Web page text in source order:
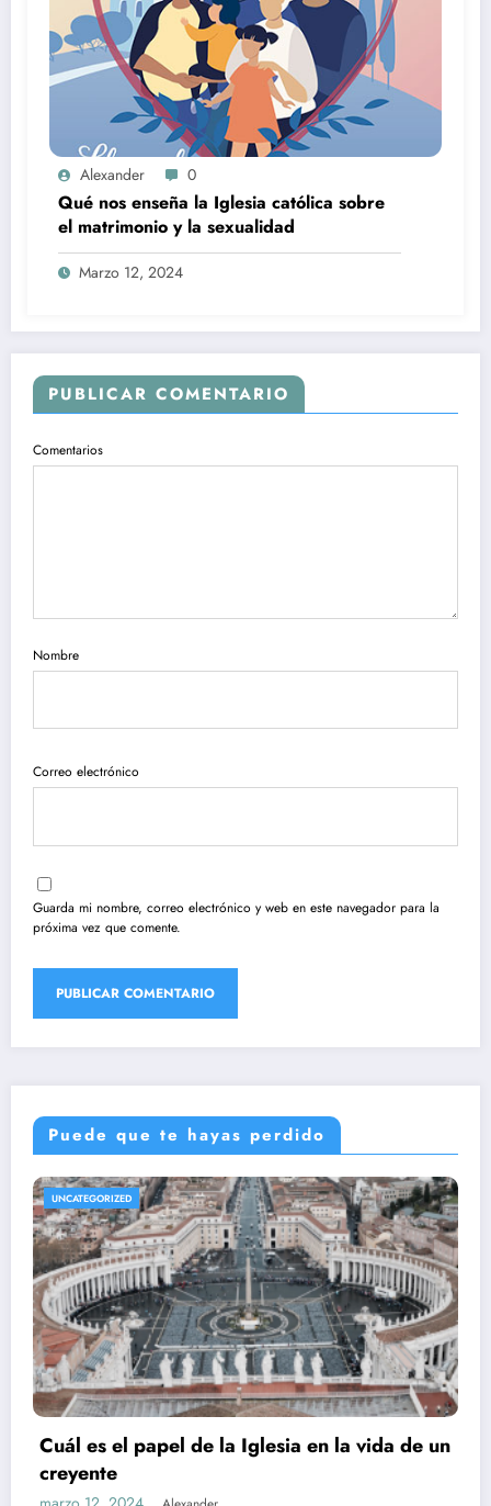
Alexander 0
Qué nos enseña la Iglesia católica sobre
el matrimonio y la sexualidad
Marzo 12, 2024
PUBLICAR COMENTARIO
Comentarios
Nombre
Correo electrónico
Guarda mi nombre, correo electrónico y web en este navegador para la
próxima vez que comente.
Puede que te hayas perdido
UNCATEGORIZED
Cuál es el papel de la Iglesia en la vida de un
creyente